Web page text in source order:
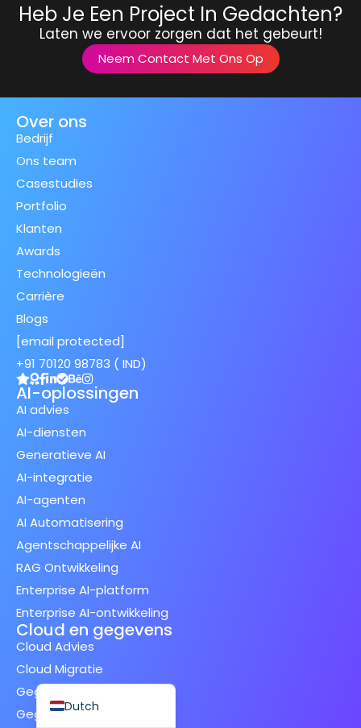
Heb Je Een Project In Gedachten?
Laten we ervoor zorgen dat het gebeurt!
Neem Contact Met Ons Op
Over ons
Bedrijf
Ons team
Casestudies
Portfolio
Klanten
Awards
Technologieën
Carrière
Blogs
[email protected]
+91 70120 98783 ( IND)
AI-oplossingen
AI advies
AI-diensten
Generatieve AI
AI-integratie
AI-agenten
AI Automatisering
Agentschappelijke AI
RAG Ontwikkeling
Enterprise AI-platform
Enterprise AI-ontwikkeling
Cloud en gegevens
Cloud Advies
Cloud Migratie
Gegevensbeheer
Gegevensanalyse
Dutch
English
Spanish (Mexico)
Italian
French
German
Japanese
Swedish
Finnish